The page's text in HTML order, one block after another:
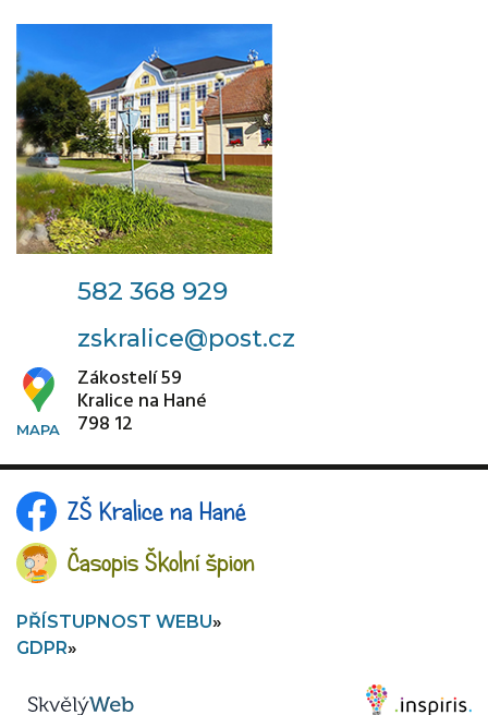
Adventní věnečky
Ve čtvrtek 27. 11. 2025 proběhla ve škole akce
Tvoření adventních věnečků.
adventní vazba
Dne 26. 11. 2025 zahájili ve III. oddělení školní
družiny advent.
582 368 929
zskralice@post.cz
Zákostelí 59
Kralice na Hané
798 12
ZŠ Kralice na Hané
Časopis Školní špion
PŘÍSTUPNOST WEBU
GDPR